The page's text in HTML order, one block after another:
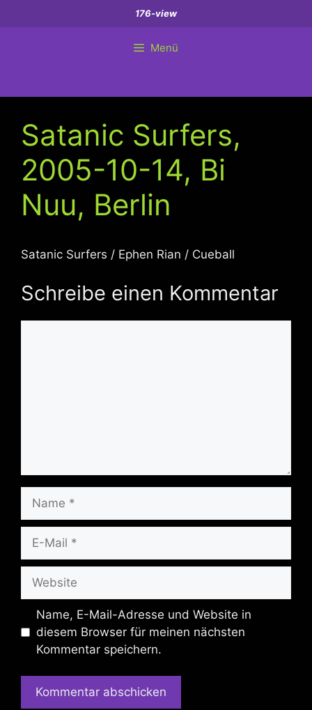
Inhalt
176-view
Menü
Satanic Surfers,
2005-10-14, Bi
Nuu, Berlin
Satanic Surfers / Ephen Rian / Cueball
Schreibe einen Kommentar
Mail
Name, E-Mail-Adresse und Website in
diesem Browser für meinen nächsten
Kommentar speichern.